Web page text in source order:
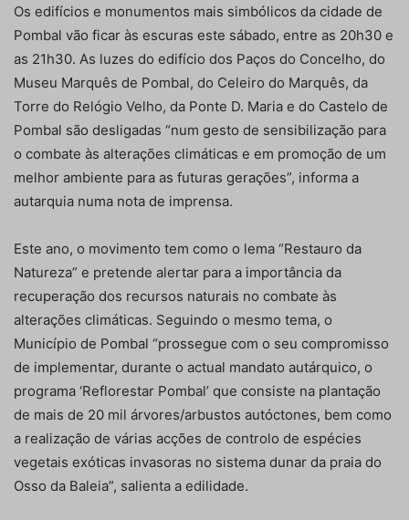
Os edifícios e monumentos mais simbólicos da cidade de
Pombal vão ficar às escuras este sábado, entre as 20h30 e
as 21h30. As luzes do edifício dos Paços do Concelho, do
Museu Marquês de Pombal, do Celeiro do Marquês, da
Torre do Relógio Velho, da Ponte D. Maria e do Castelo de
Pombal são desligadas “num gesto de sensibilização para
o combate às alterações climáticas e em promoção de um
melhor ambiente para as futuras gerações”, informa a
autarquia numa nota de imprensa.
Este ano, o movimento tem como o lema “Restauro da
Natureza” e pretende alertar para a importância da
recuperação dos recursos naturais no combate às
alterações climáticas. Seguindo o mesmo tema, o
Município de Pombal “prossegue com o seu compromisso
de implementar, durante o actual mandato autárquico, o
programa ‘Reflorestar Pombal’ que consiste na plantação
de mais de 20 mil árvores/arbustos autóctones, bem como
a realização de várias acções de controlo de espécies
vegetais exóticas invasoras no sistema dunar da praia do
Osso da Baleia”, salienta a edilidade.